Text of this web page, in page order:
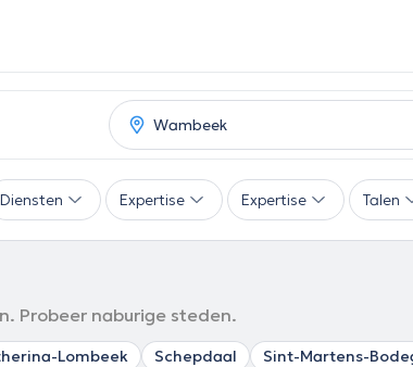
Diensten Expertise Expertise Talen
Probeer naburige steden.
Lombeek Schepdaal Sint-Martens-